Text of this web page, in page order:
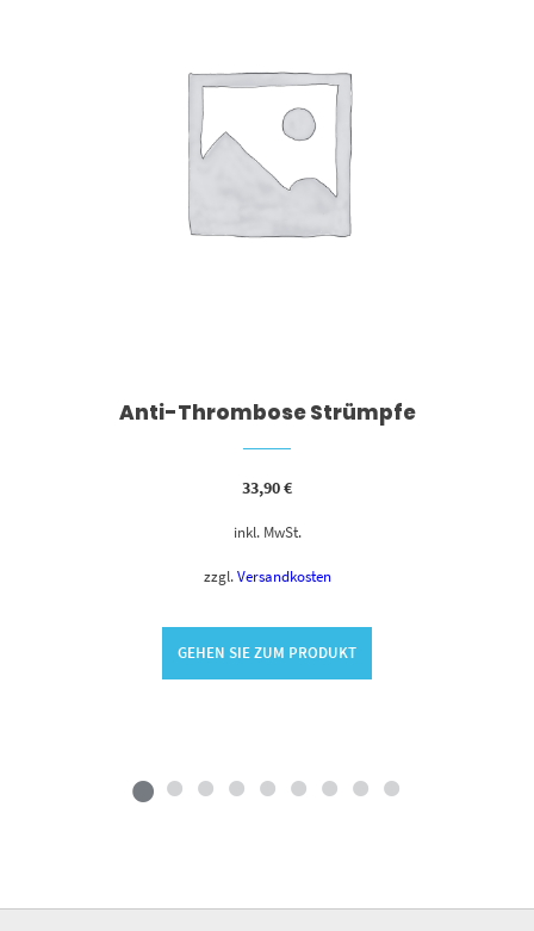
Anti-Thrombose Strümpfe
33,90€
inkl. MwSt.
zzgl. Versandkosten
GEHEN SIE ZUM PRODUKT